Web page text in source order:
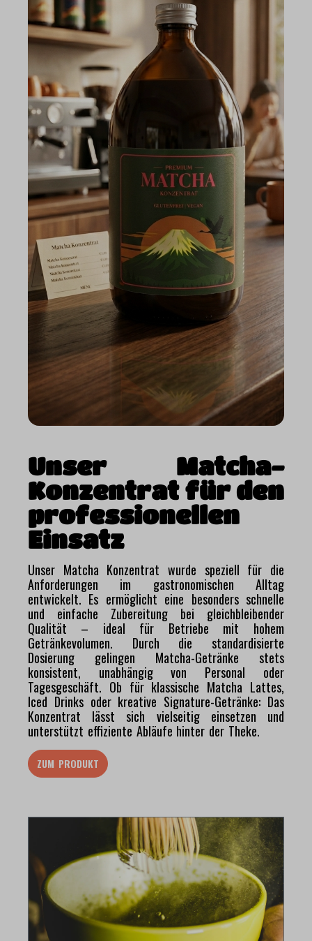
Unser Matcha-
Konzentrat für den
professionellen
Einsatz
Unser Matcha Konzentrat wurde speziell für die
Anforderungen im gastronomischen Alltag
entwickelt. Es ermöglicht eine besonders schnelle
und einfache Zubereitung bei gleichbleibender
Qualität – ideal für Betriebe mit hohem
Getränkevolumen. Durch die standardisierte
Dosierung gelingen Matcha-Getränke stets
konsistent, unabhängig von Personal oder
Tagesgeschäft. Ob für klassische Matcha Lattes,
Iced Drinks oder kreative Signature-Getränke: Das
Konzentrat lässt sich vielseitig einsetzen und
unterstützt effiziente Abläufe hinter der Theke.
ZUM PRODUKT